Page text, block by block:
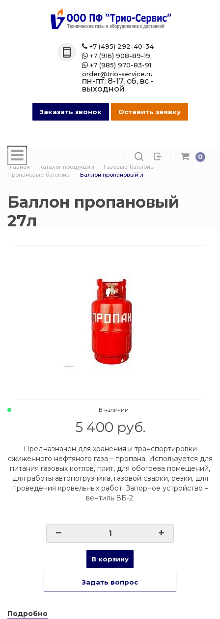
Назад
Технические газы
Азот
Ацетилен
Углекислота
Газовые баллоны
Гелиевые
Защита
016 Сварочная проволока
007 Зажимы
014 Редуктора
020 Сварочные посты
Товары маркетплейсов
0
+7 (495) 292-40-34
+7 (916) 908-89-19
+7 (985) 970-83-91
order@trio-service.ru
пн-пт: 8-17, сб, вс -
выходной
Заказать звонок Оставить заявку
Главная Каталог продукции
Газовые баллоны
Пропановые баллоны
Баллон пропановый л
Баллон пропановый
27л
В наличии
5 400 руб.
Предназначен для хранения и транспортировки
сжиженного нефтяного газа – пропана. Используется для
питания газовых котлов, плит, для обогрева помещений,
для работы автопогрузчика, газовой сварки, резки, для
проведения кровельных работ. Запорное устройство –
вентиль ВБ-2.
В корзину
Задать вопрос
Подробно